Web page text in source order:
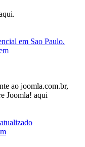
em Sao Paulo.
ao joomla.com.br,
Joomla! aqui